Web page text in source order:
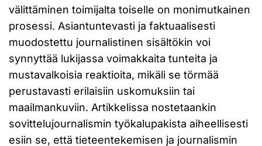
välittäminen toimijalta toiselle on monimutkainen
prosessi. Asiantuntevasti ja faktuaalisesti
muodostettu journalistinen sisältökin voi
synnyttää lukijassa voimakkaita tunteita ja
mustavalkoisia reaktioita, mikäli se törmää
perustavasti erilaisiin uskomuksiin tai
maailmankuviin. Artikkelissa nostetaankin
sovittelujournalismin työkalupakista aiheellisesti
esiin se, että tieteentekemisen ja journalismin